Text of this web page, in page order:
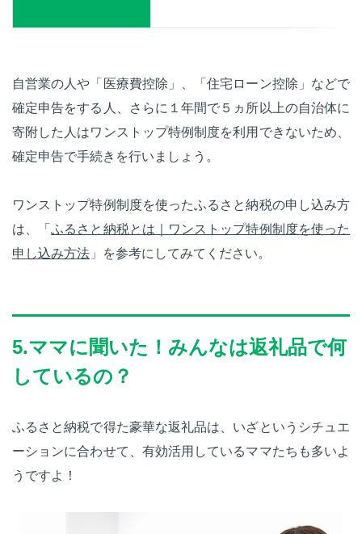
自営業の人や「医療費控除」、「住宅ローン控除」などで
確定申告をする人、さらに１年間で５ヵ所以上の自治体に
寄附した人はワンストップ特例制度を利用できないため、
確定申告で手続きを行いましょう。
ワンストップ特例制度を使ったふるさと納税の申し込み方
は、「ふるさと納税とは｜ワンストップ特例制度を使った
申し込み方法 」を参考にしてみてください。
5.ママに聞いた！みんなは返礼品で何
しているの？
ふるさと納税で得た豪華な返礼品は、いざというシチュエ
ーションに合わせて、有効活用しているママたちも多いよ
うですよ！